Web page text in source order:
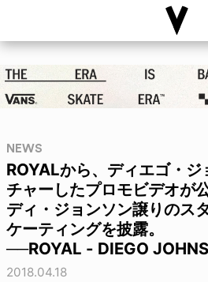
NEWS
ROYALから、ディエゴ・ジ
チャーしたプロモビデオが
ディ・ジョンソン譲りのス
ケーティングを披露。
──ROYAL - DIEGO
2018.04.18